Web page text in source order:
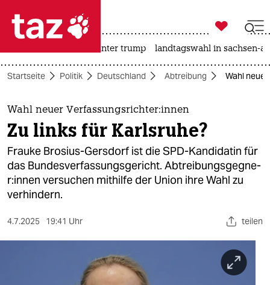
 taz zahl ich
taz zahl ich
themen
politik
öko
gesellschaft
kultur
sport

taz zahl ich
usa unter trump landtagswahl in sachsen-
Startseite Politik Deutschland Abtreibung Wahl
Wahl neuer Ver­fas­sungs­rich­te­r:innen
Zu links für Karlsruhe?
Frauke Brosius-Gersdorf ist die SPD-Kandidatin für
das Bundesverfassungsgericht. Ab­trei­bungs­geg­ne­
r:in­nen versuchen mithilfe der Union ihre Wahl zu
verhindern.
4.7.2025 19:41 Uhr teilen